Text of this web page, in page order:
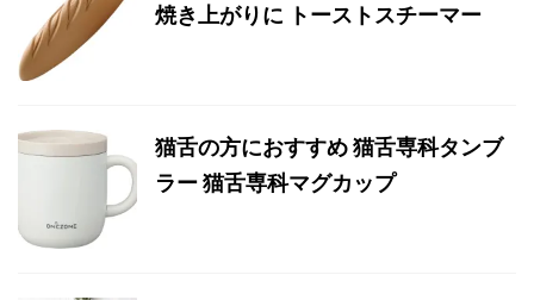
焼き上がりに トーストスチーマー
猫舌の方におすすめ 猫舌専科タンブ
ラー 猫舌専科マグカップ